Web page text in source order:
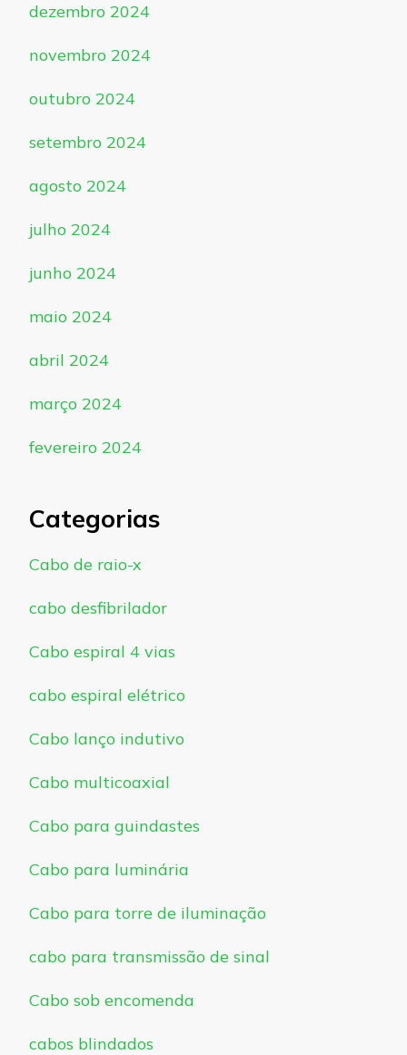
dezembro 2024
novembro 2024
outubro 2024
setembro 2024
agosto 2024
julho 2024
junho 2024
maio 2024
abril 2024
março 2024
fevereiro 2024
Categorias
Cabo de raio-x
cabo desfibrilador
Cabo espiral 4 vias
cabo espiral elétrico
Cabo lanço indutivo
Cabo multicoaxial
Cabo para guindastes
Cabo para luminária
Cabo para torre de iluminação
cabo para transmissão de sinal
Cabo sob encomenda
cabos blindados